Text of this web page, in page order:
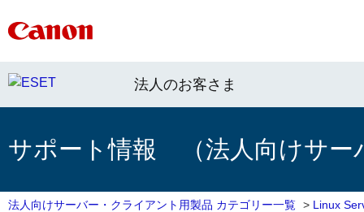
法人のお客さま
サポート情報 （法人向けサー
法人向けサーバー・クライアント用製品 カテゴリー一覧 > Linux